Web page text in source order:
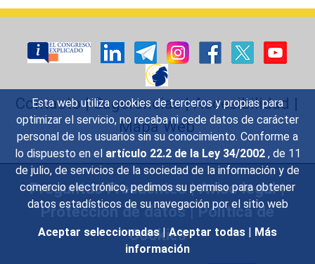
Esta web utiliza cookies de terceros y propias para
optimizar el servicio, no recaba ni cede datos de carácter
personal de los usuarios sin su conocimiento. Conforme a
lo dispuesto en el artículo 22.2 de la Ley 34/2002 , de 11
de julio, de servicios de la sociedad de la información y de
comercio electrónico, pedimos su permiso para obtener
datos estadísticos de su navegación por el sitio web
Aceptar seleccionadas | Aceptar todas | Más
información
Contacto|Sugerencias|Accesibilidad |
Mapa Web
Preguntas Frecuentes|Aviso legal|
Protección de datos|Política de
Cookies